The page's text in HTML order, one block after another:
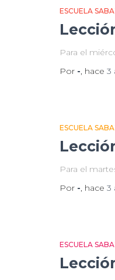
ESCUELA
Para el
Por -, hace 3
ESCUELA
Para el
Por -, hace 3
ESCUELA